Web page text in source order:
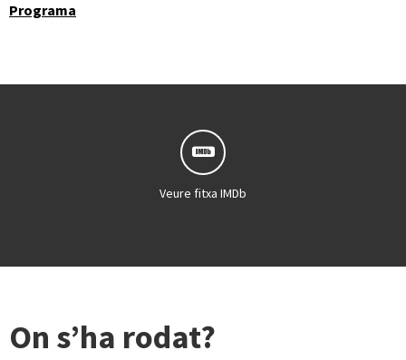
Programa
Veure fitxa IMDb
On s’ha rodat?